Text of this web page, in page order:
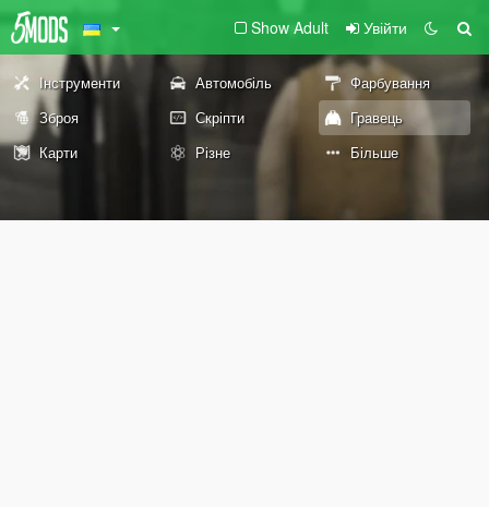
Show Adult Увійти
Інструменти Автомобіль
Фарбування
Зброя
Скріпти
Гравець
Карти
Різне Більше